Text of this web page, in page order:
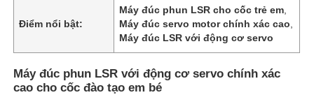
Điểm nổi bật:
Máy đúc phun LSR cho cốc trẻ em
Máy đúc servo motor chính xác cao
Máy đúc LSR với động cơ servo
Máy đúc phun LSR với động cơ servo chính xác
cao cho cốc đào tạo em bé